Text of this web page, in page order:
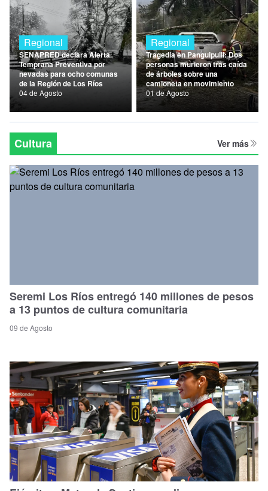
Regional
SENAPRED declara Alerta
Temprana Preventiva por
nevadas para ocho comunas
de la Región de Los Ríos
04 de Agosto
Regional
Tragedia en Panguipulli: Dos
personas murieron tras caída
de árboles sobre una
camioneta en movimiento
01 de Agosto
Cultura Ver más
Seremi Los Ríos entregó 140 millones de pesos
a 13 puntos de cultura comunitaria
09 de Agosto